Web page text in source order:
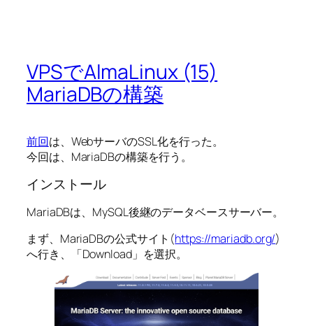
VPSでAlmaLinux (15)
MariaDBの構築
前回は、WebサーバのSSL化を行った。
今回は、MariaDBの構築を行う。
インストール
MariaDBは、MySQL後継のデータベースサーバー。
まず、MariaDBの公式サイト(https://mariadb.org/)
へ行き、「Download」を選択。